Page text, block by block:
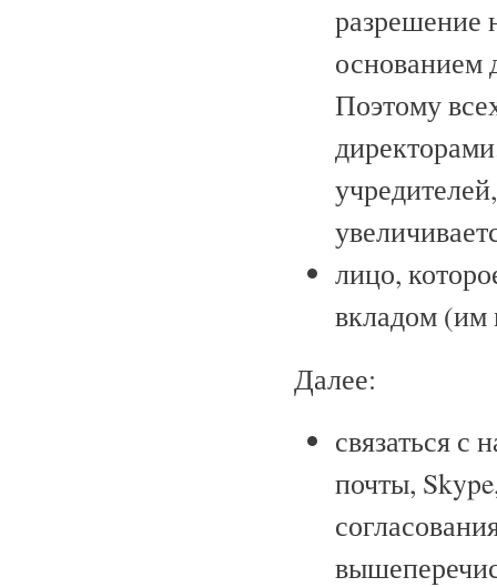
разрешение
основанием
Поэтому
лицо,
вкладом (им
Далее:
связаться
почты,